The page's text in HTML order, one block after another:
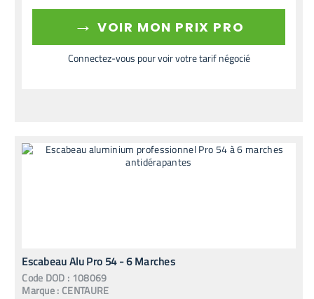
→ VOIR MON PRIX PRO
Connectez-vous pour voir votre tarif négocié
Escabeau Alu Pro 54 - 6 Marches
Code DOD : 108069
Marque : CENTAURE